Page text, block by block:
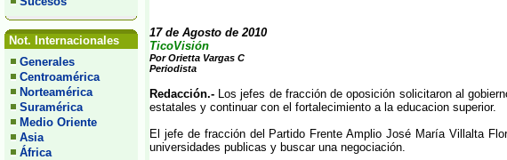
Not. Internacionales
Generales
Centroamérica
Norteamérica
Suramérica
Medio Oriente
Asia
África
17 de Agosto de 2010
TicoVisión
Por Orietta Vargas C
Periodista
Redacción.- Los jefes de fracción de oposición solicitaron al
estatales y continuar con el fortalecimiento a la educacion superior.
El jefe de fracción del Partido Frente Amplio José María Villalta
universidades publicas y buscar una negociación.